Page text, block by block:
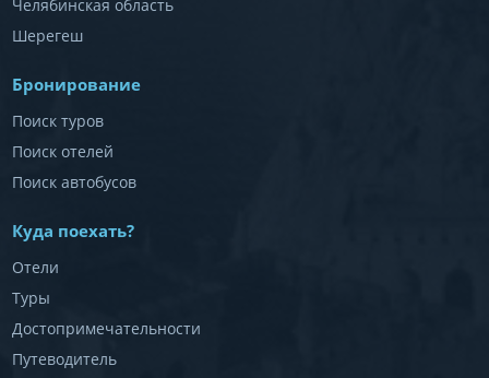
Челябинская область
Шерегеш
Бронирование
Поиск туров
Поиск отелей
Поиск автобусов
Куда поехать?
Отели
Туры
Достопримечательности
Путеводитель